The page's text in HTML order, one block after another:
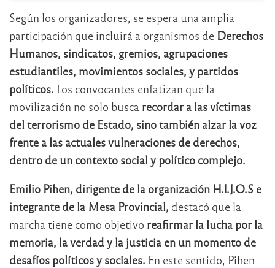
Según los organizadores, se espera una amplia
participación que incluirá a organismos de Derechos
Humanos, sindicatos, gremios, agrupaciones
estudiantiles, movimientos sociales, y partidos
políticos. Los convocantes enfatizan que la
movilización no solo busca recordar a las víctimas
del terrorismo de Estado, sino también alzar la voz
frente a las actuales vulneraciones de derechos,
dentro de un contexto social y político complejo.
Emilio Pihen, dirigente de la organización H.I.J.O.S e
integrante de la Mesa Provincial, destacó que la
marcha tiene como objetivo reafirmar la lucha por la
memoria, la verdad y la justicia en un momento de
desafíos políticos y sociales. En este sentido, Pihen